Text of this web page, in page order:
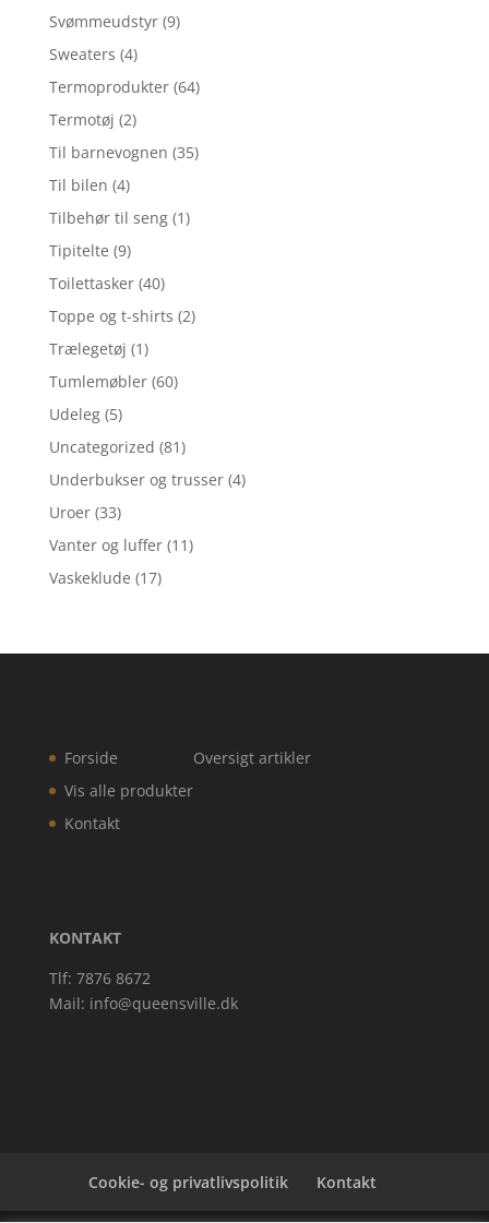
Svømmeudstyr (9)
Sweaters (4)
Termoprodukter (64)
Termotøj (2)
Til barnevognen (35)
Til bilen (4)
Tilbehør til seng (1)
Tipitelte (9)
Toilettasker (40)
Toppe og t-shirts (2)
Trælegetøj (1)
Tumlemøbler (60)
Udeleg (5)
Uncategorized (81)
Underbukser og trusser (4)
Uroer (33)
Vanter og luffer (11)
Vaskeklude (17)
Forside
Vis alle produkter
Kontakt
Oversigt artikler
KONTAKT
Tlf: 7876 8672
Mail: info@queensville.dk
Cookie- og privatlivspolitik Kontakt